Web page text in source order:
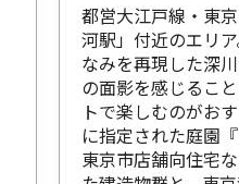
都営大江戸線・東
河駅」付近のエリ
なみを再現した深
の面影を感じるこ
トで楽しむのがお
に指定された庭園
東京市店舗向住宅